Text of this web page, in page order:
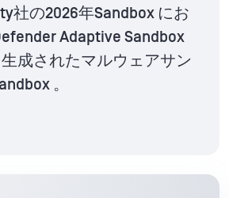
社の2026年Sandbox にお
Adaptive Sandbox
成されたマルウェアサン
。